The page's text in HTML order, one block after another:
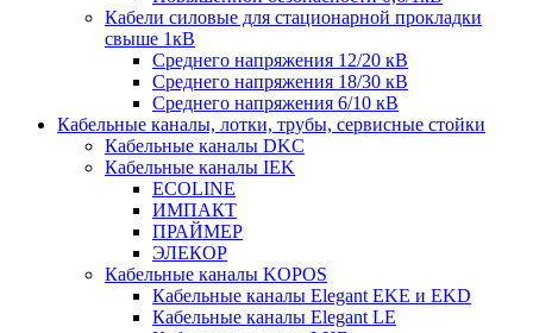
Кабели силовые для стационарной прокладки
свыше 1кВ
Среднего напряжения 12/20 кВ
Среднего напряжения 18/30 кВ
Среднего напряжения 6/10 кВ
Кабельные каналы, лотки, трубы, сервисные стойки
Кабельные каналы DKC
Кабельные каналы IEK
ECOLINE
ИМПАКТ
ПРАЙМЕР
ЭЛЕКОР
Кабельные каналы KOPOS
Кабельные каналы Elegant EKE и EKD
Кабельные каналы Elegant LE